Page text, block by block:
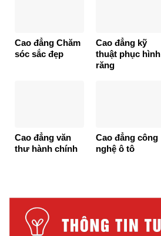
Cao đẳng Chăm
sóc sắc đẹp
Cao đẳng kỹ
thuật phục hình
răng
Cao đẳng văn
thư hành chính
Cao đẳng công
nghệ ô tô